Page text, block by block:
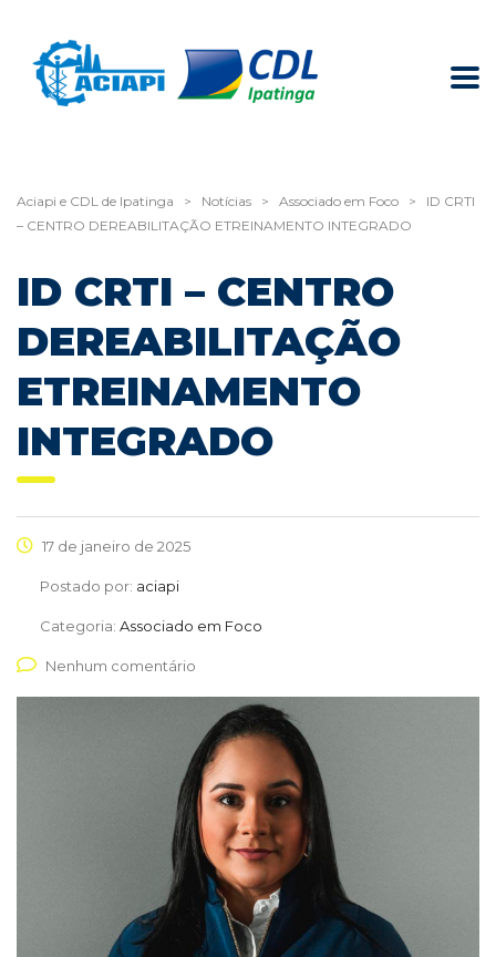
Aciapi e CDL de Ipatinga > Notícias > Associado em Foco >
ID CRTI
– CENTRO DEREABILITAÇÃO ETREINAMENTO INTEGRADO
ID CRTI – CENTRO
DEREABILITAÇÃO
ETREINAMENTO
INTEGRADO
17 de janeiro de 2025
Postado por: aciapi
Categoria: Associado em Foco
Nenhum comentário